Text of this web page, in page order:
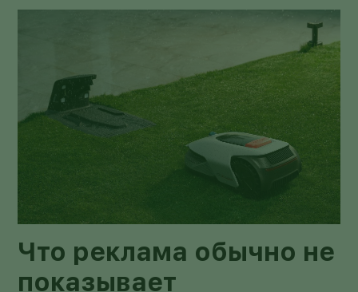
Что реклама обычно не
показывает